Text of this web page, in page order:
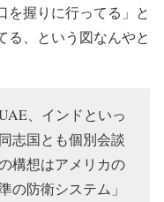
を握りに行ってる」と
る、という図なんやと
、インドといっ
志国とも個別会談
構想はアメリカの
の防衛システム」